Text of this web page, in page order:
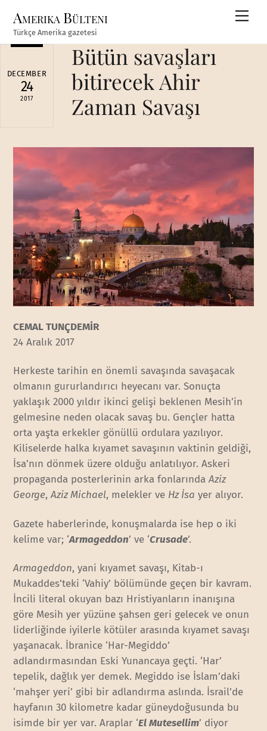
content
Amerika Bülteni
Türkçe Amerika gazetesi
DECEMBER
24
2017
Bütün savaşları
bitirecek Ahir
Zaman Savaşı
CEMAL TUNÇDEMİR
24 Aralık 2017
Herkeste tarihin en önemli savaşında savaşacak
olmanın gururlandırıcı heyecanı var. Sonuçta
yaklaşık 2000 yıldır ikinci gelişi beklenen Mesih’in
gelmesine neden olacak savaş bu. Gençler hatta
orta yaşta erkekler gönüllü ordulara yazılıyor.
Kiliselerde halka kıyamet savaşının vaktinin geldiği,
İsa’nın dönmek üzere olduğu anlatılıyor. Askeri
propaganda posterlerinin arka fonlarındaAziz
George,Aziz Michael, melekler ve Hz İsa yer alıyor.
Gazete haberlerinde, konuşmalarda ise hep o iki
kelime var; ‘Armageddon’ ve ‘Crusade’.
Armageddon, yani kıyamet savaşı, Kitab-ı
Mukaddes’teki ‘Vahiy’ bölümünde geçen bir kavram.
İncili literal okuyan bazı Hristiyanların inanışına
göre Mesih yer yüzüne şahsen geri gelecek ve onun
liderliğinde iyilerle kötüler arasında kıyamet savaşı
yaşanacak. İbranice ‘Har-Megiddo’
adlandırmasından Eski Yunancaya geçti. ‘Har’
tepelik, dağlık yer demek. Megiddo ise İslam’daki
‘mahşer yeri’ gibi bir adlandırma aslında. İsrail’de
hayfanın 30 kilometre kadar güneydoğusunda bu
isimde bir yer var. Araplar ‘El Mutesellim’ diyor